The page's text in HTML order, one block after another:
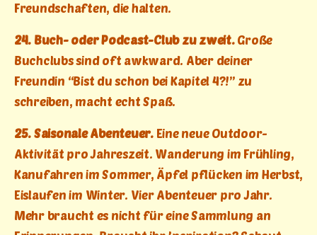
Freundschaften, die halten.
24. Buch- oder Podcast-Club zu zweit.Große
Buchclubs sind oft awkward. Aber deiner
Freundin “Bist du schon bei Kapitel 4?!” zu
schreiben, macht echt Spaß.
25. Saisonale Abenteuer.Eine neue Outdoor-
Aktivität pro Jahreszeit. Wanderung im Frühling,
Kanufahren im Sommer, Äpfel pflücken im Herbst,
Eislaufen im Winter. Vier Abenteuer pro Jahr.
Mehr braucht es nicht für eine Sammlung an